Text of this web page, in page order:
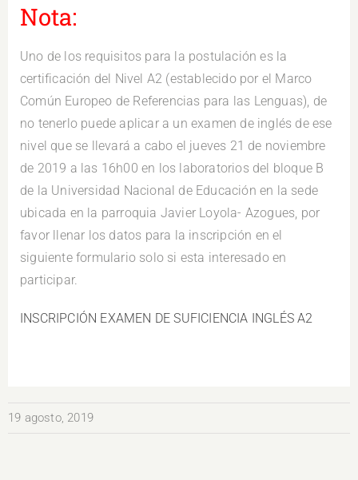
Nota:
Uno de los requisitos para la postulación es la
certificación del Nivel A2 (establecido por el Marco
Común Europeo de Referencias para las Lenguas), de
no tenerlo puede aplicar a un examen de inglés de ese
nivel que se llevará a cabo el jueves 21 de noviembre
de 2019 a las 16h00 en los laboratorios del bloque B
de la Universidad Nacional de Educación en la sede
ubicada en la parroquia Javier Loyola- Azogues, por
favor llenar los datos para la inscripción en el
siguiente formulario solo si esta interesado en
participar.
INSCRIPCIÓN EXAMEN DE SUFICIENCIA INGLÉS A2
19 agosto, 2019